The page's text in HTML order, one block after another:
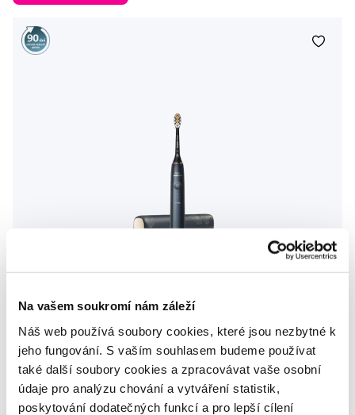
Na vašem soukromí nám záleží
Náš web používá soubory cookies, které jsou nezbytné k
jeho fungování. S vaším souhlasem budeme používat
také další soubory cookies a zpracovávat vaše osobní
údaje pro analýzu chování a vytváření statistik,
poskytování dodatečných funkcí a pro lepší cílení
Akce
HX9992/42 Blue, Sonický elektrický zubní kartáček s aplikací
8 999 Kč